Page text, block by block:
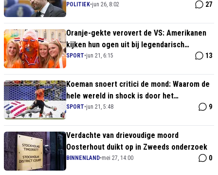
asielbureaucratie fileert
POLITIEK•jun 26, 8:02 27
Oranje-gekte verovert de VS: Amerikanen
kijken hun ogen uit bij legendarisch
Hollands volksfeest in Houston
SPORT•jun 21, 6:15 13
Koeman snoert critici de mond: Waarom de
hele wereld in shock is door het
ontketende Nederlands elftal
SPORT•jun 21, 5:48 9
Verdachte van drievoudige moord
Oosterhout duikt op in Zweeds onderzoek
BINNENLAND•mei 27, 14:00 0